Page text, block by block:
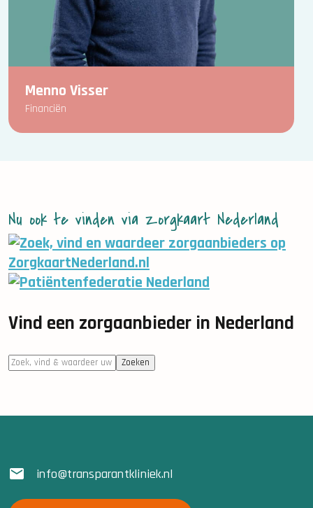
Menno Visser
Financiën
Nu ook te vinden via Zorgkaart Nederland
Vind een zorgaanbieder in Nederland
Zoeken
info@transparantkliniek.nl